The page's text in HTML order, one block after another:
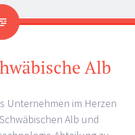
Alb
Unternehmen im Herzen
Alb und